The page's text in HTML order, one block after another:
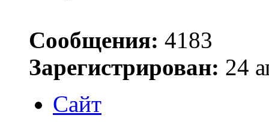
Сообщения: 4183
Зарегистрирован: 24
Сайт